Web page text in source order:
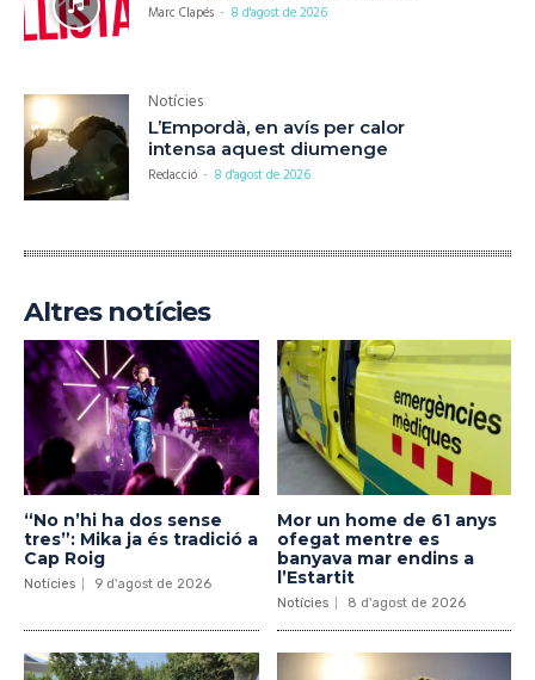
Marc Clapés - 8 d'agost de 2026
Notícies
L’Empordà, en avís per calor
intensa aquest diumenge
Redacció - 8 d'agost de 2026
Altres notícies
“No n’hi ha dos sense
tres”: Mika ja és tradició a
Cap Roig
Notícies 9 d'agost de 2026
Mor un home de 61 anys
ofegat mentre es
banyava mar endins a
l’Estartit
Notícies 8 d'agost de 2026